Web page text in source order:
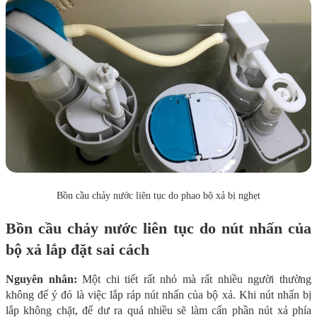
Bồn cầu chảy nước liên tục do phao bộ xả bị nghẹt
Bồn cầu chảy nước liên tục do nút nhấn của
bộ xả lắp đặt sai cách
Nguyên nhân: Một chi tiết rất nhỏ mà rất nhiều người thường
không để ý đó là việc lắp ráp nút nhấn của bộ xả. Khi nút nhấn bị
lắp không chặt, để dư ra quá nhiều sẽ làm cấn phần nút xả phía